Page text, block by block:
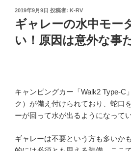
投
稿
日:
2019年9月9日 投稿者: K-RV
ギャレーの水中モー
い！原因は意外な事
キャンピングカー「Walk2 Type-C
ク）が備え付けられており、蛇口
ーが回って水が出るようになってい
ギャレーは不要という方も多いか